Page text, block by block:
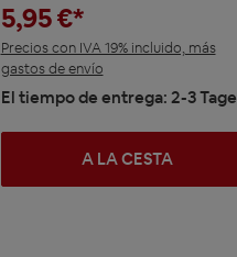
5,95 €*
Precios con IVA 19% incluido, más
gastos de envío
El tiempo de entrega: 2-3 Tage
A LA CESTA